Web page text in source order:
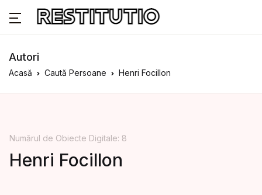
Autori
Acasă Caută Persoane Henri Focillon
Numărul de Obiecte Digitale: 8
Henri Focillon